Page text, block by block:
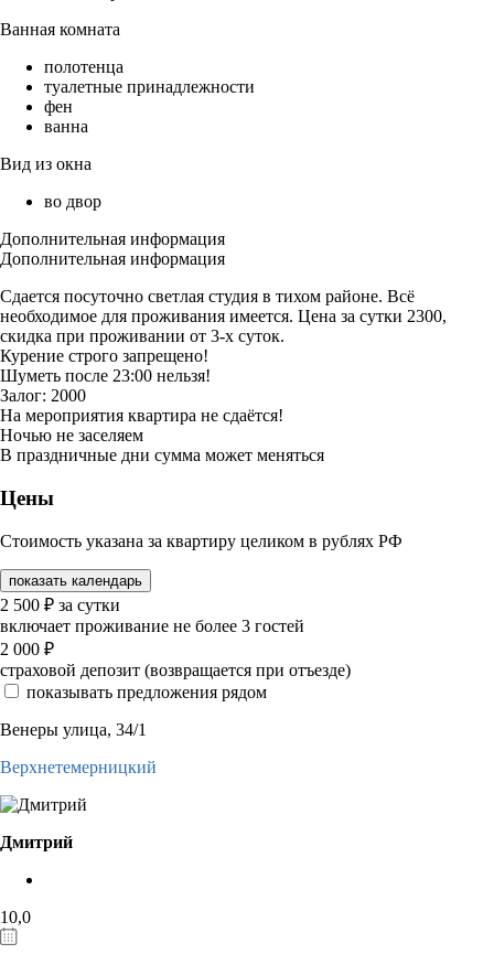
Ванная комната
полотенца
туалетные принадлежности
фен
ванна
Вид из окна
во двор
Дополнительная информация
Дополнительная информация
Сдается посуточно светлая студия в тихом районе. Всё
необходимое для проживания имеется. Цена за сутки 2300,
скидка при проживании от 3-х суток.
Курение строго запрещено!
Шуметь после 23:00 нельзя!
Залог: 2000
На мероприятия квартира не сдаётся!
Ночью не заселяем
В праздничные дни сумма может меняться
Цены
Стоимость указана за квартиру целиком в рублях РФ
показать календарь
2 500 ₽ за сутки
включает проживание не более 3 гостей
2 000 ₽
страховой депозит (возвращается при отъезде)
показывать предложения рядом
Венеры улица, 34/1
Верхнетемерницкий
Дмитрий
10,0